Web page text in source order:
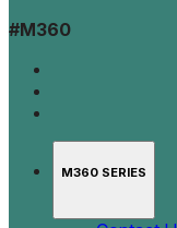
#M360
M360 SERIES